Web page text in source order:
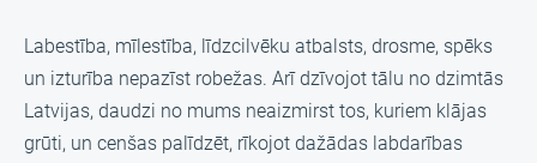
Labestība, mīlestība, līdzcilvēku atbalsts, drosme, spēks
un izturība nepazīst robežas. Arī dzīvojot tālu no dzimtās
Latvijas, daudzi no mums neaizmirst tos, kuriem klājas
grūti, un cenšas palīdzēt, rīkojot dažādas labdarības